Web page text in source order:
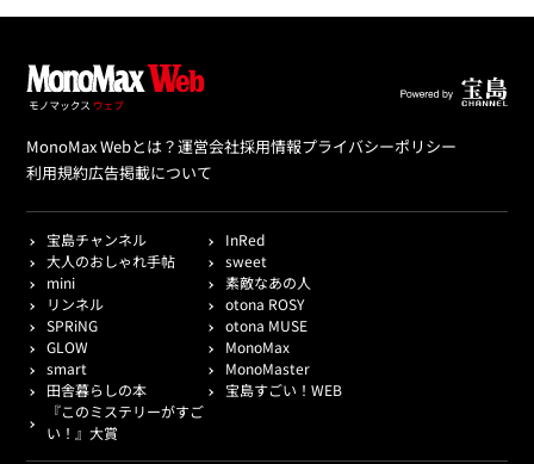
MonoMax Webとは？運営会社採用情報プライバシーポリシー
利用規約広告掲載について
宝島チャンネル
InRed
大人のおしゃれ手帖
sweet
mini
素敵なあの人
リンネル
otona ROSY
SPRiNG
otona MUSE
GLOW
MonoMax
smart
MonoMaster
田舎暮らしの本
宝島すごい！WEB
『このミステリーがすご
い！』大賞